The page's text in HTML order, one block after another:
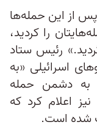
از این حمله‌ها
را کردید،
رئیس ستاد
اسرائیلی «به
به دشمن حمله
اعلام کرد که
شده است.